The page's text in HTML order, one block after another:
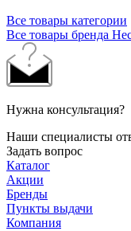
Все товары категории
Все товары бренда
Нужна консультация?
Наши специалисты
Задать вопрос
Каталог
Акции
Бренды
Пункты выдачи
Компания